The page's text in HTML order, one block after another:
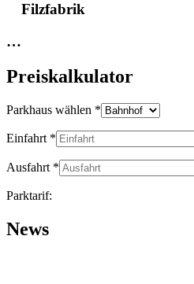
Filzfabrik
…
Preiskalkulator
Parkhaus wählen *
Einfahrt *
Ausfahrt *
Parktarif:
News